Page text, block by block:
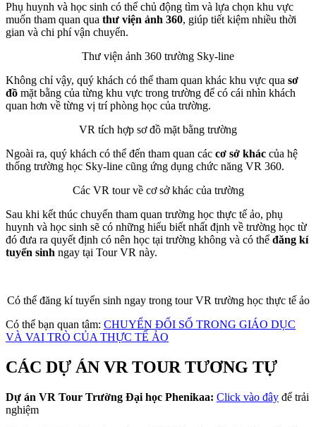
Phụ huynh và học sinh có thể chủ động tìm và lựa chọn khu vực
muốn tham quan qua thư viện ảnh 360, giúp tiết kiệm nhiều thời
gian và chi phí vận chuyển.
Thư viện ảnh 360 trường Sky-line
Không chỉ vậy, quý khách có thể tham quan khác khu vực qua sơ
đồ mặt bằng của từng khu vực trong trường để có cái nhìn khách
quan hơn về từng vị trí phòng học của trường.
VR tích hợp sơ đồ mặt bằng trường
Ngoài ra, quý khách có thể đến tham quan các cơ sở khác của hệ
thống trường học Sky-line cũng ứng dụng chức năng VR 360.
Các VR tour về cơ sở khác của trường
Sau khi kết thúc chuyến tham quan trường học thực tế ảo, phụ
huynh và học sinh sẽ có những hiểu biết nhất định về trường học từ
đó đưa ra quyết định có nên học tại trường không và có thể đăng kí
tuyển sinh ngay tại Tour VR này.
Có thể đăng kí tuyển sinh ngay trong tour VR trường học thực tế ảo
Có thể bạn quan tâm: CHUYỂN ĐỔI SỐ TRONG GIÁO DỤC
VÀ VAI TRÒ CỦA THỰC TẾ ẢO
CÁC DỰ ÁN VR TOUR TƯƠNG TỰ
Dự án VR Tour Trường Đại học Phenikaa: Click vào đây để trải
nghiệm